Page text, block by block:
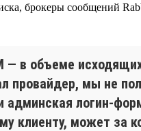
брокеры сообщений
— в объеме
провайдер, мы не
админская логин-
клиенту, может за